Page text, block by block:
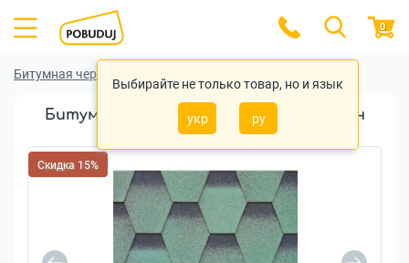
Выбирайте не только товар, но и язык
укр ру
0
Битумная черепица
Битумная черепица BTM Shingle Рубин
зеленый
Скидка 15%